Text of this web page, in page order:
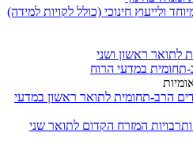
ולייעוץ חינוכי (כולל לקויות למידה)
לתואר ראשון ושני
תחומית במדעי הרוח
הרב-תחומית לתואר ראשון במדעי
ותרבויות המזרח הקדום לתואר שני